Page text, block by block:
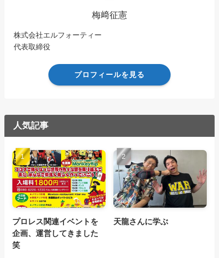
梅﨑征憲
株式会社エルフォーティー
代表取締役
プロフィールを見る
人気記事
プロレス関連イベントを
企画、運営してきました
笑
天龍さんに学ぶ